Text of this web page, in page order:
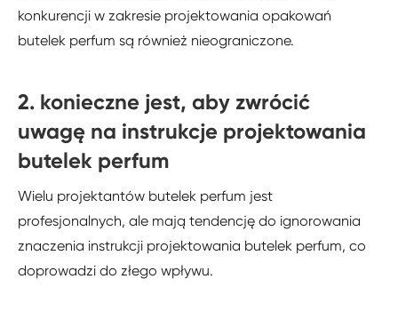
konkurencji w zakresie projektowania opakowań
butelek perfum są również nieograniczone.
2. konieczne jest, aby zwrócić
uwagę na instrukcje projektowania
butelek perfum
Wielu projektantów butelek perfum jest
profesjonalnych, ale mają tendencję do ignorowania
znaczenia instrukcji projektowania butelek perfum, co
doprowadzi do złego wpływu.